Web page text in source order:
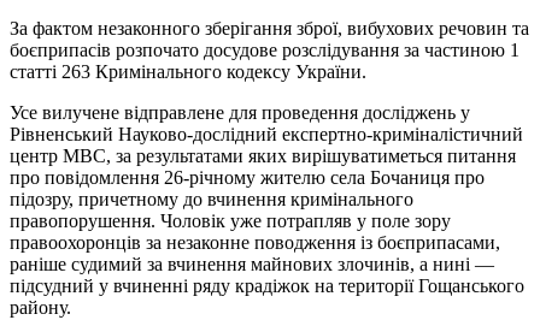
За фактом незаконного зберігання зброї, вибухових речовин та
боєприпасів розпочато досудове розслідування за частиною 1
статті 263 Кримінального кодексу України.
Усе вилучене відправлене для проведення досліджень у
Рівненський Науково-дослідний експертно-криміналістичний
центр МВС, за результатами яких вирішуватиметься питання
про повідомлення 26-річному жителю села Бочаниця про
підозру, причетному до вчинення кримінального
правопорушення. Чоловік уже потрапляв у поле зору
правоохоронців за незаконне поводження із боєприпасами,
раніше судимий за вчинення майнових злочинів, а нині —
підсудний у вчиненні ряду крадіжок на території Гощанського
району.